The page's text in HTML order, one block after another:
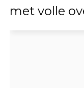
met volle